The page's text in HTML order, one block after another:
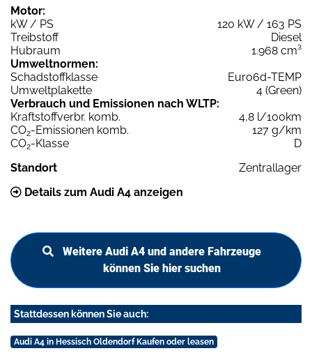
Motor:
kW / PS
120 kW / 163 PS
Treibstoff
Diesel
Hubraum
1.968 cm³
Umweltnormen:
Schadstoffklasse
Euro6d-TEMP
Umweltplakette
4 (Green)
Verbrauch und Emissionen nach WLTP:
Kraftstoffverbr. komb.
4,8 l/100km
CO2-Emissionen komb.
127 g/km
CO2-Klasse
D
Standort
Zentrallager
Details zum Audi A4 anzeigen
Weitere Audi A4 und andere Fahrzeuge
können Sie hier suchen
Stattdessen können Sie auch:
Audi A4 in Hessisch Oldendorf Kaufen oder leasen